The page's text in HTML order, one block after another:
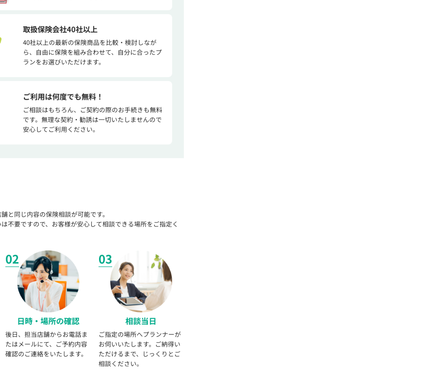
取扱保険会社40社以上
40社以上の最新の保険商品を比較・検討しなが
ら、自由に保険を組み合わせて、自分に合ったプ
ランをお選びいただけます。
ご利用は何度でも無料！
ご相談はもちろん、ご契約の際のお手続きも無料
です。無理な契約・勧誘は一切いたしませんので
安心してご利用ください。
と同じ内容の保険相談が可能です。
不要ですので、お客様が安心して相談できる場所をご指定く
02
日時・場所の確認
後日、担当店舗からお電話ま
たはメールにて、ご予約内容
確認のご連絡をいたします。
03
相談当日
ご指定の場所へプランナーが
お伺いいたします。ご納得い
ただけるまで、じっくりとご
相談ください。